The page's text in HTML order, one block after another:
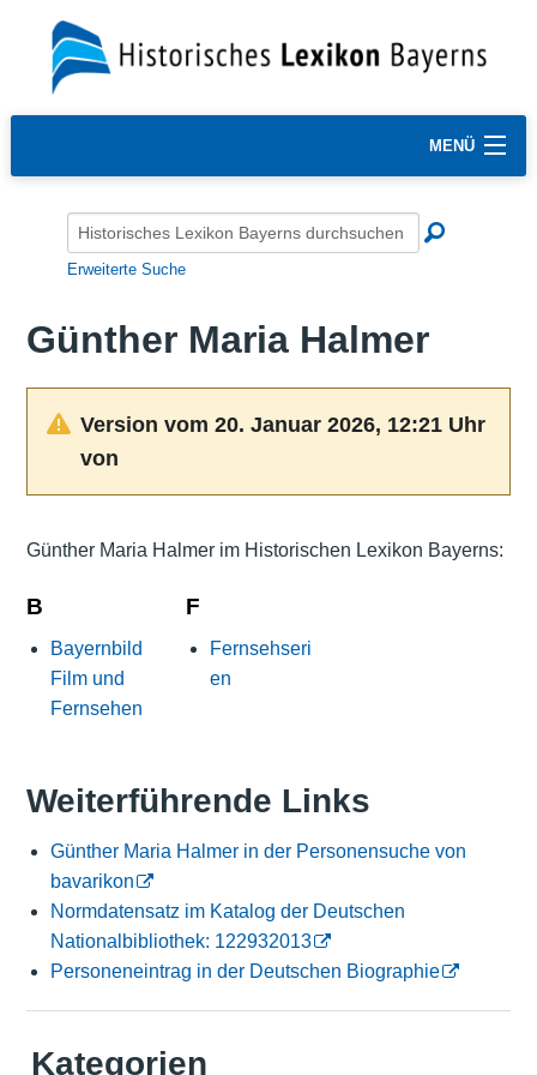
MENÜ
Erweiterte Suche
Günther Maria Halmer
Version vom 20. Januar 2026, 12:21 Uhr
von
Günther Maria Halmer im Historischen Lexikon Bayerns:
B
Bayernbild
Film und
Fernsehen
F
Fernsehseri
en
Weiterführende Links
Günther Maria Halmer in der Personensuche von
bavarikon
Normdatensatz im Katalog der Deutschen
Nationalbibliothek: 122932013
Personeneintrag in der Deutschen Biographie
Kategorien